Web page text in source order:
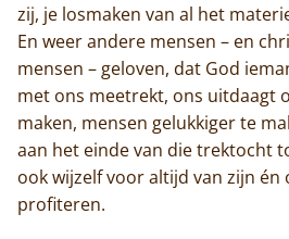
zij, je losmaken van al het
En weer andere mensen – en
mensen – geloven, dat God
met ons meetrekt, ons uitdaagt
maken, mensen gelukkiger te
aan het einde van die trektocht
ook wijzelf voor altijd van zijn én
profiteren.